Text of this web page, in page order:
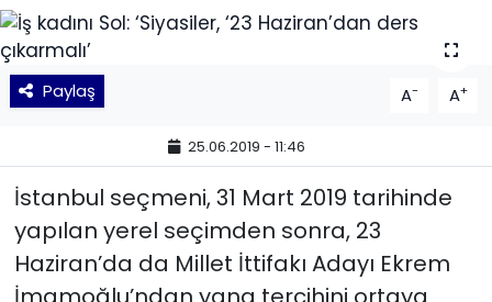
Paylaş A- A+
25.06.2019 - 11:46
İstanbul seçmeni, 31 Mart 2019 tarihinde
yapılan yerel seçimden sonra, 23
Haziran’da da Millet İttifakı Adayı Ekrem
KÜLTÜR SANAT
MAGAZİN
SAĞLIK
Siyaset